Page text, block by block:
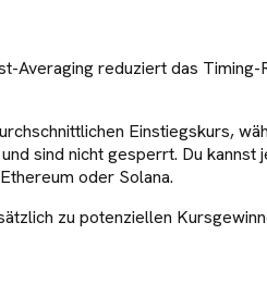
Averaging reduziert das
Einstiegskurs,
sind nicht gesperrt. Du
oder Solana.
zu potenziellen